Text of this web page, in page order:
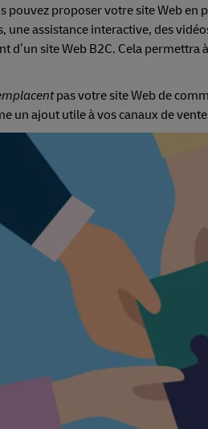
pouvez proposer votre site Web
une assistance interactive, des
d’un site Web B2C. Cela
pas votre site Web de
un ajout utile à vos canaux de